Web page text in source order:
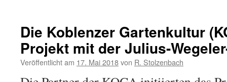
Die Koblenzer Gartenkultur
Projekt mit der Julius-
Veröffentlicht am 17. Mai 2018von R. Stolzenbach